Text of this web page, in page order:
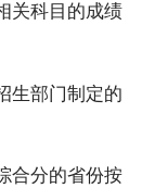
关科目的成绩
生部门制定的
合分的省份按